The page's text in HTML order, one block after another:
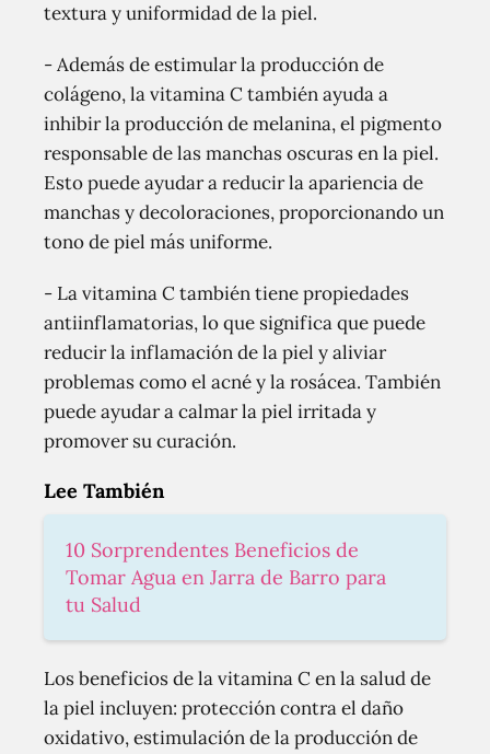
textura y uniformidad de la piel.
- Además de estimular la producción de
colágeno, la vitamina C también ayuda a
inhibir la producción de melanina, el pigmento
responsable de las manchas oscuras en la piel.
Esto puede ayudar a reducir la apariencia de
manchas y decoloraciones, proporcionando un
tono de piel más uniforme.
- La vitamina C también tiene propiedades
antiinflamatorias, lo que significa que puede
reducir la inflamación de la piel y aliviar
problemas como el acné y la rosácea. También
puede ayudar a calmar la piel irritada y
promover su curación.
Lee También
10 Sorprendentes Beneficios de
Tomar Agua en Jarra de Barro para
tu Salud
Los beneficios de la vitamina C en la salud de
la piel incluyen: protección contra el daño
oxidativo, estimulación de la producción de